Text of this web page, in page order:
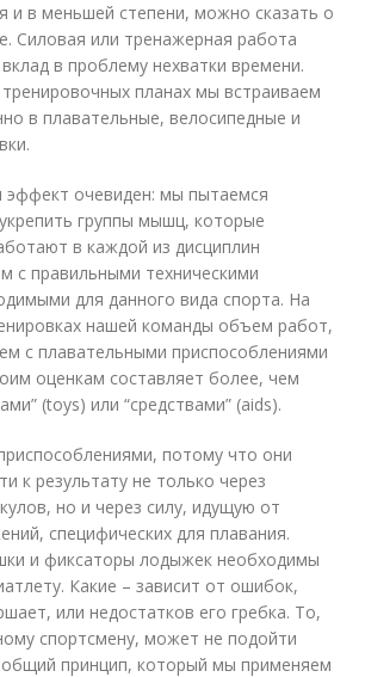
и в меньшей степени, можно сказать о
Силовая или тренажерная работа
в проблему нехватки времени.
планах мы встраиваем
в плавательные, велосипедные и
эффект очевиден: мы пытаемся
группы мышц, которые
в каждой из дисциплин
с правильными техническими
для данного вида спорта. На
нашей команды объем работ,
с плавательными приспособлениями
оценкам составляет более, чем
(toys) или “средствами” (aids).
потому что они
к результату не только через
но и через силу, идущую от
специфических для плавания.
и фиксаторы лодыжек необходимы
Какие – зависит от ошибок,
или недостатков его гребка. То,
спортсмену, может не подойти
принцип, который мы применяем